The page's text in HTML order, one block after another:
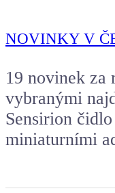
NOVINKY V
19 novinek za
vybranými
Sensirion
miniaturními